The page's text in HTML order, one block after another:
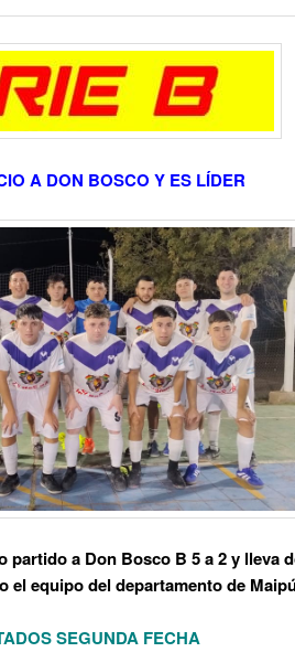
A DON BOSCO Y ES LÍDER
partido a Don Bosco B 5 a 2 y lleva
el equipo del departamento de
SEGUNDA FECHA